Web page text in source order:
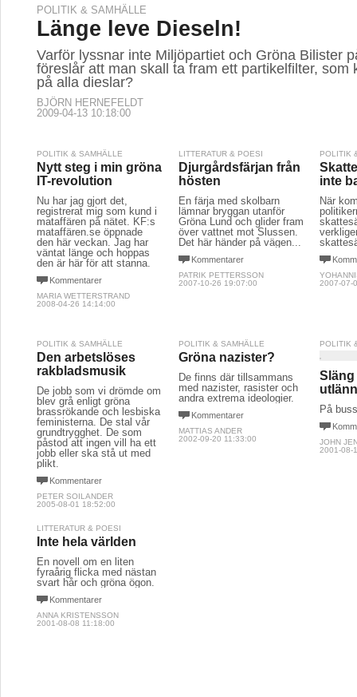
POLITIK & SAMHÄLLE
Länge leve Dieseln!
Varför lyssnar inte Miljöpartiet och Gröna Bilister
föreslår att man skall ta fram ett partikelfilter, som
på alla dieslar?
BJÖRN HERNEFELDT
2009-04-13 10:18:00
POLITIK & SAMHÄLLE
Nytt steg i min gröna
IT-revolution
Nu har jag gjort det,
registrerat mig som kund i
mataffären på nätet. KF:s
mataffären.se öppnade
den här veckan. Jag har
väntat länge och hoppas
den är här för att stanna.
Kommentarer
MARIA WETTERSTRAND
2008-04-26 14:14:00
LITTERATUR & POESI
Djurgårdsfärjan från
hösten
En färja med skolbarn
lämnar bryggan utanför
Gröna Lund och glider fram
över vattnet mot Slussen.
Det här händer på vägen...
Kommentarer
PATRIK PETTERSSON
2007-10-26 19:07:00
POLITIK
inte
När
2007-07-
POLITIK & SAMHÄLLE
Den arbetslöses
rakbladsmusik
De jobb som vi drömde om
blev grå enligt gröna
brassrökande och lesbiska
feministerna. De stal vår
grundtrygghet. De som
påstod att ingen vill ha ett
jobb eller ska stå ut med
plikt.
Kommentarer
PETER SOILANDER
2005-08-01 18:52:00
POLITIK & SAMHÄLLE
Gröna nazister?
De finns där tillsammans
med nazister, rasister och
andra extrema ideologier.
Kommentarer
MATTIAS ANDER
2002-09-20 11:33:00
POLITIK
Släng
På
JOHN
2001-08-
LITTERATUR & POESI
Inte hela världen
En novell om en liten
fyraårig flicka med nästan
svart hår och gröna ögon.
Kommentarer
ANNA KRISTENSSON
2001-08-08 11:18:00